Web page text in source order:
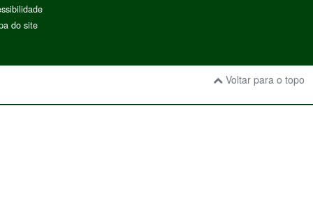
do site
Voltar para o topo